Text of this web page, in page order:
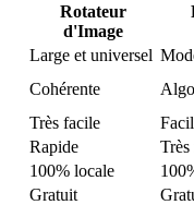
Rotateur
d'Image
Large et universel
Cohérente
Très facile
Rapide
Très
100% locale
Gratuit